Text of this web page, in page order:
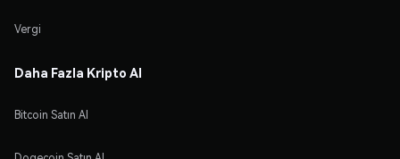
Vergi
Daha Fazla Kripto Al
Bitcoin Satın Al